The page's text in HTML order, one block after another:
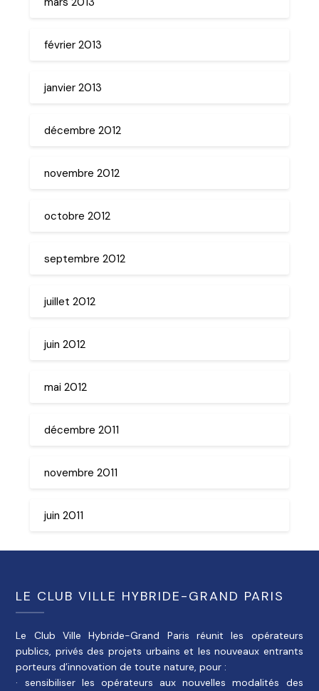
février 2013
janvier 2013
décembre 2012
novembre 2012
octobre 2012
septembre 2012
juillet 2012
juin 2012
mai 2012
décembre 2011
novembre 2011
juin 2011
LE CLUB VILLE HYBRIDE-GRAND PARIS
Le Club Ville Hybride-Grand Paris réunit les opérateurs
publics, privés des projets urbains et les nouveaux entrants
porteurs d’innovation de toute nature, pour :
· sensibiliser les opérateurs aux nouvelles modalités des